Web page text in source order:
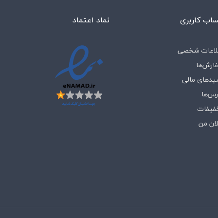
کاربری
شخصی
مالی
من
نماد اعتماد